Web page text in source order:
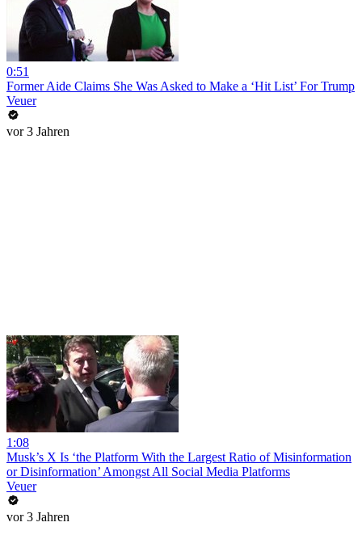
0:51
Former Aide Claims She Was Asked to Make a ‘Hit List’ For Trump
Veuer
vor 3 Jahren
1:08
Musk’s X Is ‘the Platform With the Largest Ratio of Misinformation
or Disinformation’ Amongst All Social Media Platforms
Veuer
vor 3 Jahren